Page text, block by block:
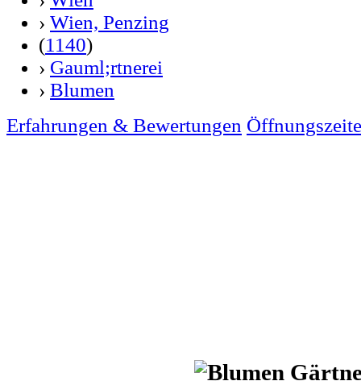
› Wien, Penzing
(1140)
› Gauml;rtnerei
› Blumen
Erfahrungen & Bewertungen